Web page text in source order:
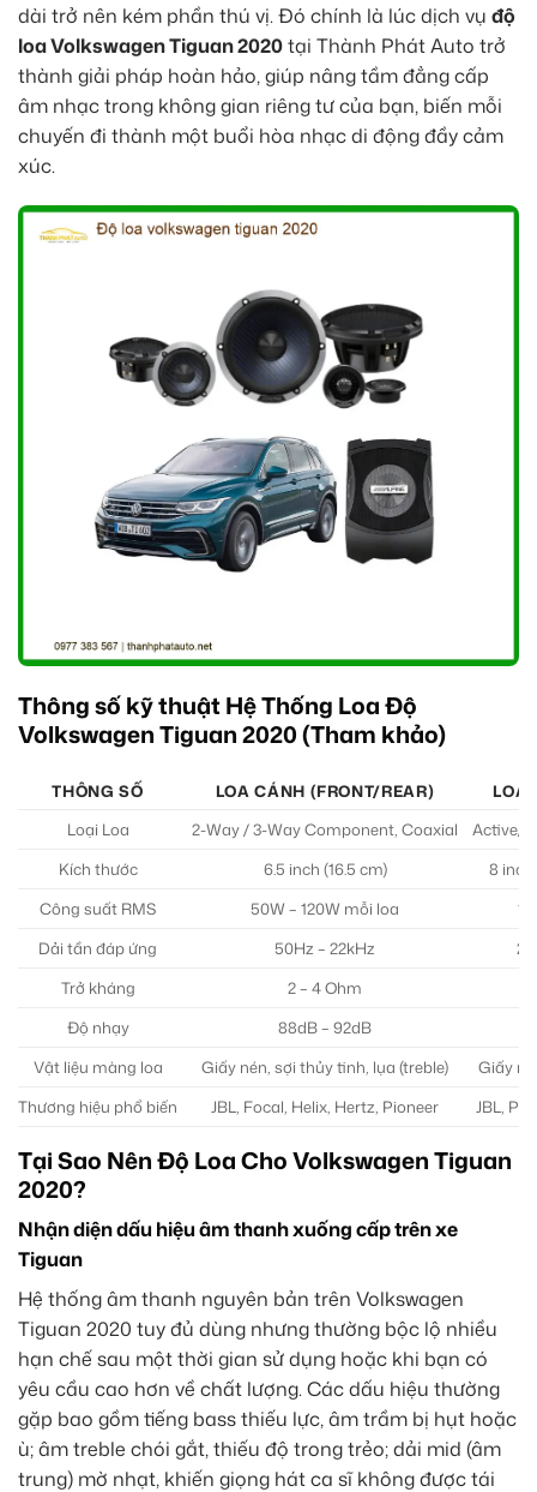
dài trở nên kém phần thú vị. Đó chính là lúc dịch vụ độ
loa Volkswagen Tiguan 2020tại Thành Phát Auto trở
thành giải pháp hoàn hảo, giúp nâng tầm đẳng cấp
âm nhạc trong không gian riêng tư của bạn, biến mỗi
chuyến đi thành một buổi hòa nhạc di động đầy cảm
xúc.
Thông số kỹ thuật Hệ Thống Loa Độ
Volkswagen Tiguan 2020 (Tham khảo)
THÔNG SỐ LOA CÁNH (FRONT/REAR)
LOA
Loại Loa
2-Way / 3-Way Component, Coaxial
Active/
Kích thước
6.5 inch (16.5 cm)
8
Công suất RMS
50W – 120W mỗi loa
Dải tần đáp ứng
50Hz – 22kHz
Trở kháng
2 – 4 Ohm
Độ nhạy
88dB – 92dB
Vật liệu màng loa
Giấy nén, sợi thủy tinh, lụa (treble)
Giấy
Thương hiệu phổ biến
JBL, Focal, Helix, Hertz, Pioneer JBL,
Tại Sao Nên Độ Loa Cho Volkswagen Tiguan
2020?
Nhận diện dấu hiệu âm thanh xuống cấp trên xe
Tiguan
Hệ thống âm thanh nguyên bản trên Volkswagen
Tiguan 2020 tuy đủ dùng nhưng thường bộc lộ nhiều
hạn chế sau một thời gian sử dụng hoặc khi bạn có
yêu cầu cao hơn về chất lượng. Các dấu hiệu thường
gặp bao gồm tiếng bass thiếu lực, âm trầm bị hụt hoặc
ù; âm treble chói gắt, thiếu độ trong trẻo; dải mid (âm
trung) mờ nhạt, khiến giọng hát ca sĩ không được tái